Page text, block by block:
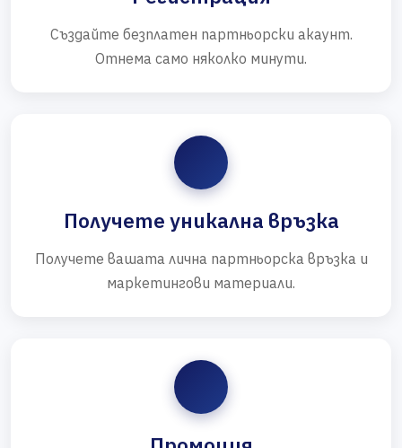
Създайте безплатен партньорски акаунт.
Отнема само няколко минути.
Получете уникална връзка
Получете вашата лична партньорска връзка и
маркетингови материали.